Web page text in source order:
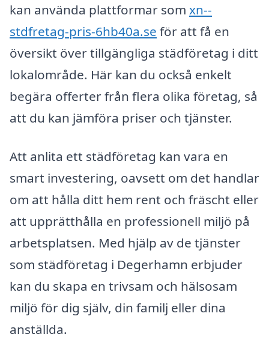
kan använda plattformar som xn--
stdfretag-pris-6hb40a.se för att få en
översikt över tillgängliga städföretag i ditt
lokalområde. Här kan du också enkelt
begära offerter från flera olika företag, så
att du kan jämföra priser och tjänster.
Att anlita ett städföretag kan vara en
smart investering, oavsett om det handlar
om att hålla ditt hem rent och fräscht eller
att upprätthålla en professionell miljö på
arbetsplatsen. Med hjälp av de tjänster
som städföretag i Degerhamn erbjuder
kan du skapa en trivsam och hälsosam
miljö för dig själv, din familj eller dina
anställda.